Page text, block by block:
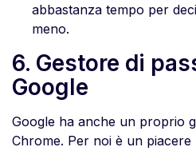
abbastanza tempo per
meno.
6. Gestore di
Google
Google ha anche un proprio
Chrome. Per noi è un